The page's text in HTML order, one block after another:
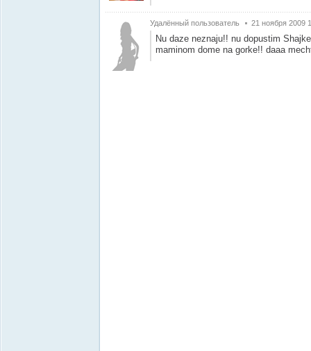
Удалённый пользователь 21 ноября 2009
Nu daze neznaju!! nu dopustim
maminom dome na gorke!! daaa